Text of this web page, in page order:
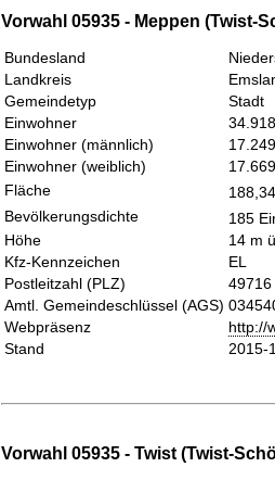
Vorwahl 05935 - Meppen (Twist-
Bundesland
Landkreis
Gemeindetyp
Stadt
Einwohner
34.918
Einwohner (männlich)
17.249
Einwohner (weiblich)
17.669
Fläche
Bevölkerungsdichte
185
Höhe
14 m
Kfz-Kennzeichen
EL
Postleitzahl (PLZ)
49716
Amtl. Gemeindeschlüssel (AGS)
Webpräsenz
http://
Stand
2015-
Vorwahl 05935 - Twist (Twist-